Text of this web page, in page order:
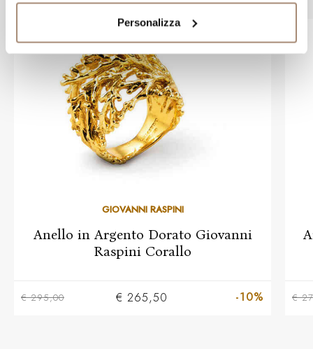
Personalizza
GIOVANNI RASPINI
Anello in Argento Dorato Giovanni
Raspini Corallo
€ 295,00 € 265,50 -10% €